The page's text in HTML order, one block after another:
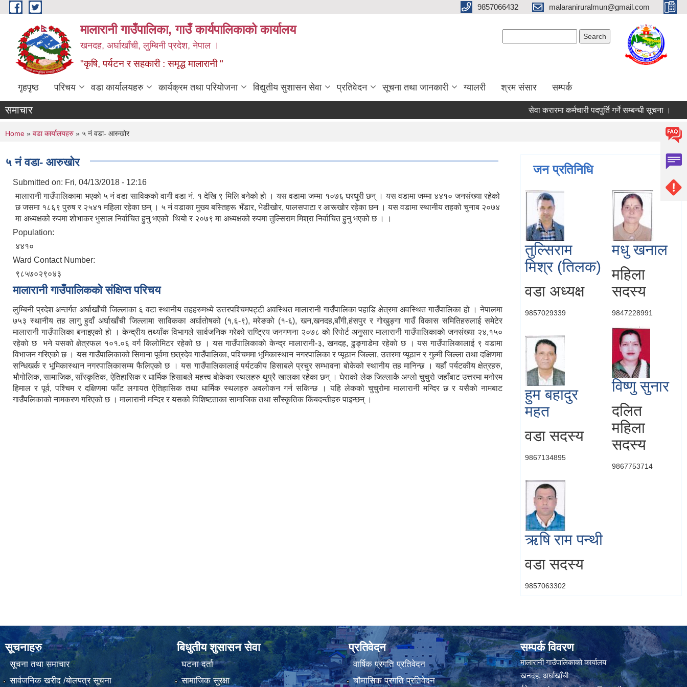
Skip to main content 9857066432 malaraniruralmun@gmail.com
मालारानी गाउँपालिका, गाउँ कार्यपालिकाको कार्यालय
खनदह, अर्घाखाँची, लुम्बिनी प्रदेश, नेपाल ।
"कृषि, पर्यटन र सहकारी : समृद्ध मालारानी "
गृहपृष्ठ परिचय वडा कार्यालयहरु कार्यक्रम तथा परियोजना विद्युतीय सुशासन सेवा प्रतिवेदन सूचना तथा जानकारी ग्यालरी श्रम संसार सम्पर्क
समाचार सेवा करारमा कर्मचारी पदपुर्ति गर्ने सम्बन्धी सूचना ।
You are here
Home » वडा कार्यालयहरु » ५ नं वडा- आरुखोर
५ नं वडा- आरुखोर
Submitted on: Fri, 04/13/2018 - 12:16
मालारानी गाउँपालिकामा भएको ५ नं वडा साविकको वागी वडा नं. १ देखि ९ मिलि बनेको हो । यस वडामा जम्मा १०७६ घरधुरी छन् । यस वडामा जम्मा ४४१० जनसंख्या रहेको
छ जसमा १८६९ पुरुष र २५४१ महिला रहेका छन् । ५ नं वडाका मुख्य बस्तिहरू भँडार, भेडीखोर, पालसपाटा र आरूखोर रहेका छन । यस वडामा स्थानीय तहको चुनाब २०७४
मा अध्यक्षको रुपमा शोभाकर भुसाल निर्वाचित हुनु भएको थियो र २०७९ मा अध्यक्षको रुपमा तुल्सिराम मिश्रा निर्वाचित हुनु भएको छ । ।
Population:
४४१०
Ward Contact Number:
९८५७०२९०४३
मालारानी गाउँपालिकको संक्षिप्त परिचय
लुम्बिनी प्रदेश अन्तर्गत अर्घाखाँची जिल्लाका ६ वटा स्थानीय तहहरुमध्ये उत्तरपश्चिमपट्टी अवस्थित मालारानी गाउँपालिका पहाडि क्षेत्रमा अवस्थित गाउँपालिका हो । नेपालमा
७५३ स्थानीय तह लागु हुदाँ अर्घाखाँची जिल्लामा साविकका अर्घातोषको (१,६-९), मरेङको (१-६), खन,खनदह,बाँगी,हंसपुर र गोखुङ्गा गाउँ विकास समितिहरुलाई समेटेर
मालारानी गाउँपालिका बनाइएको हो । केन्द्रीय तथ्याँक विभागले सार्वजनिक गरेको राष्ट्रिय जनगणना २०७८ काे रिपाेर्ट अनुसार मालारानी गाउँपालिकाकाे जनसंख्या २४,१५०
रहेकाे छ भने यसको क्षेत्रफल १०१.०६ वर्ग किलोमिटर रहेको छ । यस गाउँपालिकाकाे केन्द्र मालारानी-३, खनदह, ढुङ्गाडेमा रहेकाे छ । यस गाउँपालिकालाई ९ वडामा
विभाजन गरिएको छ । यस गाउँपालिकाको सिमाना पूर्वमा छत्रदेव गाउँपालिका, पश्चिममा भूमिकास्थान नगरपालिका र प्यूठान जिल्ला, उत्तरमा प्यूठान र गुल्मी जिल्ला तथा दक्षिणमा
सन्धिखर्क र भूमिकास्थान नगरपालिकासम्म फैलिएको छ । यस गाउँपालिकालाई पर्यटकीय हिसाबले प्रचुर सम्भावना बोकेको स्थानीय तह मानिन्छ । यहाँ पर्यटकीय क्षेत्रहरु,
भौगोलिक, सामाजिक, साँस्कृतिक, ऐतिहासिक र धार्मिक हिसाबले महत्त्व बोकेका स्थलहरु थुप्रै खालका रहेका छन् । घेराको लेक जिल्लाकै अग्लो चुचुरो जहाँबाट उत्तरमा मनोरम
हिमाल र पूर्व, पश्चिम र दक्षिणमा फाँट लगायत ऐतिहासिक तथा धार्मिक स्थलहरु अवलोकन गर्न सकिन्छ । यहि लेकको चुचुरोमा मालारानी मन्दिर छ र यसैको नामबाट
गाउँपलिकाको नामकरण गरिएको छ । मालारानी मन्दिर र यसको विशिष्टताका सामाजिक तथा साँस्कृतिक किंबदन्तीहरु पाइन्छन् ।
जन प्रतिनिधि
तुल्सिराम
मिश्र (तिलक)
वडा अध्यक्ष
9857029339
मधु खनाल
महिला
सदस्य
9847228991
हुम बहादुर
महत
वडा सदस्य
9867134895
विष्णु सुनार
दलित
महिला
सदस्य
9867753714
ऋषि राम पन्थी
वडा सदस्य
9857063302
सूचनाहरु
सूचना तथा समाचार
सार्वजनिक खरीद /बोलपत्र सूचना
बिधुतीय शुसासन सेवा
घटना दर्ता
सामाजिक सुरक्षा
प्रतिवेदन
वार्षिक प्रगति प्रतिवेदन
चौमासिक प्रगति प्रतिवेदन
सम्पर्क विवरण
मालारानी गाउँपालिकाको कार्यालय
खनदह, अर्घाखाँची